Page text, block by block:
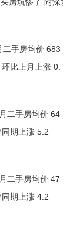
二手房均价 683
比上月上涨 0.
二手房均价 64
期上涨 5.2
二手房均价 47
期上涨 4.2